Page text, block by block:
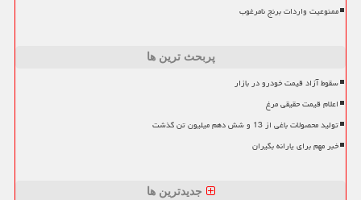
ممنوعیت واردات برنج نامرغوب
پربحث ترین ها
سقوط آزاد قیمت خودرو در بازار
اعلام قیمت حقیقی مرغ
تولید محصولات باغی از 13 و شش دهم میلیون تن گذشت
خبر مهم برای یارانه بگیران
جدیدترین ها